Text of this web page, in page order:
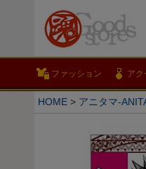
ファッション アク
HOME アニタマ-